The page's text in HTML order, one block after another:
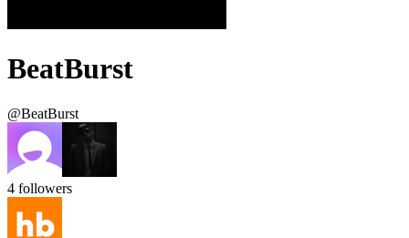
BeatBurst
@BeatBurst
4 followers